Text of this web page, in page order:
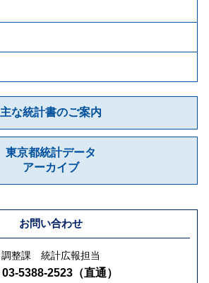
主な統計書のご案内
東京都統計データ
アーカイブ
お問い合わせ
調整課 統計広報担当
03-5388-2523（直通）